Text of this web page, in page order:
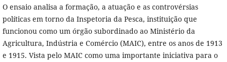
O ensaio analisa a formação, a atuação e as controvérsias
políticas em torno da Inspetoria da Pesca, instituição que
funcionou como um órgão subordinado ao Ministério da
Agricultura, Indústria e Comércio (MAIC), entre os anos de 1913
e 1915. Vista pelo MAIC como uma importante iniciativa para o